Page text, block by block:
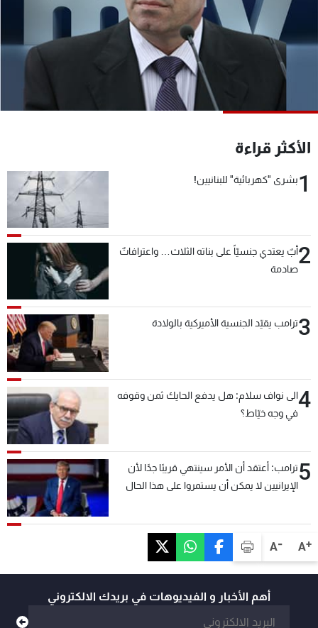
A+
A-
الأكثر قراءة
1بشرى "كهربائية" للبنانيين!
2أبٌ يعتدي جنسيّاً على بناته الثلاث… واعترافاتٌ
صادمة
3ترامب يقيّد الجنسية الأميركية بالولادة
4الى نواف سلام: هل يدفع الحايك ثمن وقوفه
في وجه خيّاط؟
5ترامب: أعتقد أن الأمر سينتهي قريبًا جدًا لأن
الإيرانيين لا يمكن أن يستمروا على هذا الحال
أهم الأخبار و الفيديوهات في بريدك الالكتروني
شاهد البرامج
الترددات
وظائف
تواصل معنا
شروط الإسـتخدام